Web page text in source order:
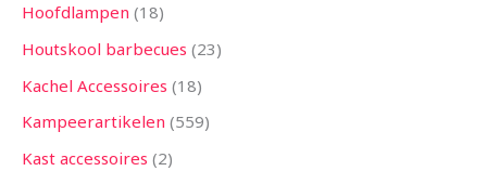
Hoofdlampen 18
Houtskool barbecues 23
Kachel Accessoires 18
Kampeerartikelen 559
Kast accessoires 2